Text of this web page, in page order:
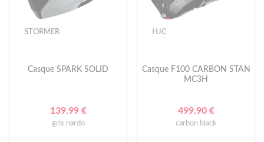
STORMER
Casque SPARK SOLID
139.99 €
gris nardo
HJC
Casque F100 CARBON STAN
MC3H
499.90 €
carbon black